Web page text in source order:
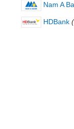
Nam A
HDBank